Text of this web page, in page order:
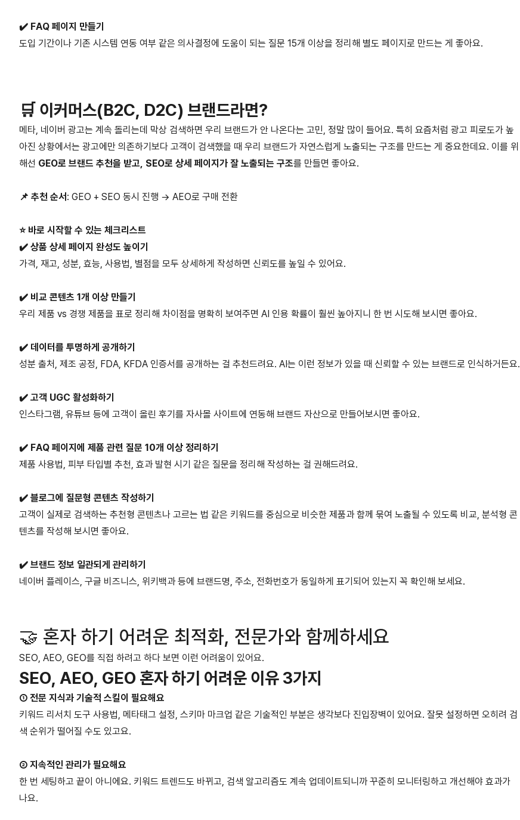
✔️ FAQ 페이지 만들기
도입 기간이나 기존 시스템 연동 여부 같은 의사결정에 도움이 되는 질문 15개 이상을 정리해 별도 페이지로 만드는 게 좋아요.
🛒 이커머스(B2C, D2C) 브랜드라면?
메타, 네이버 광고는 계속 돌리는데 막상 검색하면 우리 브랜드가 안 나온다는 고민, 정말 많이 들어요. 특히 요즘처럼 광고 피로도가 높
아진 상황에서는 광고에만 의존하기보다 고객이 검색했을 때 우리 브랜드가 자연스럽게 노출되는 구조를 만드는 게 중요한데요. 이를 위
해선 GEO로 브랜드 추천을 받고, SEO로 상세 페이지가 잘 노출되는 구조를 만들면 좋아요.
📌 추천 순서 : GEO + SEO 동시 진행 → AEO로 구매 전환
⭐️ 바로 시작할 수 있는 체크리스트
✔️ 상품 상세 페이지 완성도 높이기
가격, 재고, 성분, 효능, 사용법, 별점을 모두 상세하게 작성하면 신뢰도를 높일 수 있어요.
✔️ 비교 콘텐츠 1개 이상 만들기
우리 제품 vs 경쟁 제품을 표로 정리해 차이점을 명확히 보여주면 AI 인용 확률이 훨씬 높아지니 한 번 시도해 보시면 좋아요.
✔️ 데이터를 투명하게 공개하기
성분 출처, 제조 공정, FDA, KFDA 인증서를 공개하는 걸 추천드려요. AI는 이런 정보가 있을 때 신뢰할 수 있는 브랜드로 인식하거든요.
✔️ 고객 UGC 활성화하기
인스타그램, 유튜브 등에 고객이 올린 후기를 자사몰 사이트에 연동해 브랜드 자산으로 만들어보시면 좋아요.
✔️ FAQ 페이지에 제품 관련 질문 10개 이상 정리하기
제품 사용법, 피부 타입별 추천, 효과 발현 시기 같은 질문을 정리해 작성하는 걸 권해드려요.
✔️ 블로그에 질문형 콘텐츠 작성하기
고객이 실제로 검색하는 추천형 콘텐츠나 고르는 법 같은 키워드를 중심으로 비슷한 제품과 함께 묶여 노출될 수 있도록 비교, 분석형 콘
텐츠를 작성해 보시면 좋아요.
✔️ 브랜드 정보 일관되게 관리하기
네이버 플레이스, 구글 비즈니스, 위키백과 등에 브랜드명, 주소, 전화번호가 동일하게 표기되어 있는지 꼭 확인해 보세요.
🤝 혼자 하기 어려운 최적화, 전문가와 함께하세요
SEO, AEO, GEO를 직접 하려고 하다 보면 이런 어려움이 있어요.
SEO, AEO, GEO 혼자 하기 어려운 이유 3가지
① 전문 지식과 기술적 스킬이 필요해요
키워드 리서치 도구 사용법, 메타태그 설정, 스키마 마크업 같은 기술적인 부분은 생각보다 진입장벽이 있어요. 잘못 설정하면 오히려 검
색 순위가 떨어질 수도 있고요.
② 지속적인 관리가 필요해요
한 번 세팅하고 끝이 아니에요. 키워드 트렌드도 바뀌고, 검색 알고리즘도 계속 업데이트되니까 꾸준히 모니터링하고 개선해야 효과가
나요.